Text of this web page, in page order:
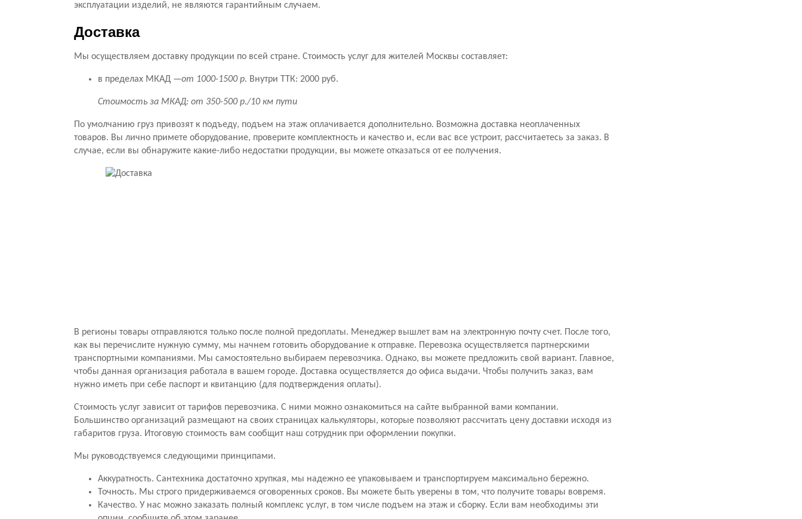
эксплуатации изделий, не являются гарантийным случаем.
Доставка
Мы осуществляем доставку продукции по всей стране. Стоимость услуг для жителей Москвы составляет:
в пределах МКАД —от 1000-1500 р. Внутри ТТК: 2000 руб.
Стоимость за МКАД: от 350-500 р./10 км пути
По умолчанию груз привозят к подъеду, подъем на этаж оплачивается дополнительно. Возможна доставка неоплаченных
товаров. Вы лично примете оборудование, проверите комплектность и качество и, если вас все устроит, рассчитаетесь за заказ. В
случае, если вы обнаружите какие-либо недостатки продукции, вы можете отказаться от ее получения.
В регионы товары отправляются только после полной предоплаты. Менеджер вышлет вам на электронную почту счет. После того,
как вы перечислите нужную сумму, мы начнем готовить оборудование к отправке. Перевозка осуществляется партнерскими
транспортными компаниями. Мы самостоятельно выбираем перевозчика. Однако, вы можете предложить свой вариант. Главное,
чтобы данная организация работала в вашем городе. Доставка осуществляется до офиса выдачи. Чтобы получить заказ, вам
нужно иметь при себе паспорт и квитанцию (для подтверждения оплаты).
Стоимость услуг зависит от тарифов перевозчика. С ними можно ознакомиться на сайте выбранной вами компании.
Большинство организаций размещают на своих страницах калькуляторы, которые позволяют рассчитать цену доставки исходя из
габаритов груза. Итоговую стоимость вам сообщит наш сотрудник при оформлении покупки.
Мы руководствуемся следующими принципами.
Аккуратность. Сантехника достаточно хрупкая, мы надежно ее упаковываем и транспортируем максимально бережно.
Точность. Мы строго придерживаемся оговоренных сроков. Вы можете быть уверены в том, что получите товары вовремя.
Качество. У нас можно заказать полный комплекс услуг, в том числе подъем на этаж и сборку. Если вам необходимы эти